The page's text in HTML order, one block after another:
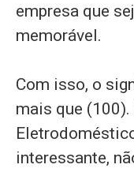
empresa que
memorável.
Com isso, o
mais que
interessante,